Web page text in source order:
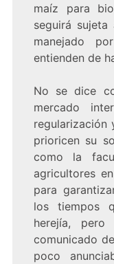
maíz para
seguirá
manejado
entienden de
No se dice
mercado
regularización
prioricen su
como la
agricultores
para
los tiempos
herejía, pero
comunicado
poco